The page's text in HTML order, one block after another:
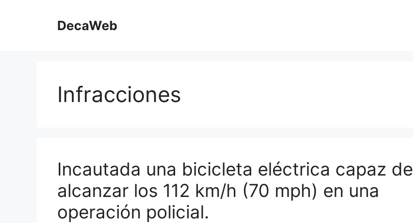
DecaWeb
Infracciones
Incautada una bicicleta eléctrica capaz de
alcanzar los 112 km/h (70 mph) en una
operación policial.